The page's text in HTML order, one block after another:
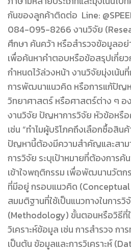
กันของลูกค้าติดต่อ Line:
084-095-8266 งานวิจัย
ศึกษา ค้นคว้า หรือสำรวจข้อมูลอย่
เพื่อค้นหาคำตอบหรือข้อสรุปเกี่ย
กำหนดไว้ล่วงหน้า งานวิจัยมุ่งเน้น
การพัฒนาแนวคิด หรือการแก้ปัญ
วิทยาศาสตร์ หรือศาสตร์ต่าง ๆ
งานวิจัย ปัญหาการวิจัย หัวข้อหรื
เช่น “ทำไมผู้บริโภคถึงเลือกซื้อสิน
ปัญหานี้ต้องมีความสำคัญและสาม
การวิจัย ระบุเป้าหมายที่ต้องการค้
เข้าใจพฤติกรรม เพื่อพัฒนานวัตก
ที่มีอยู่ กรอบแนวคิด
สมมติฐานที่ใช้เป็นแนวทางในการวิ
(Methodology) ขั้นตอนหรือวิธีที่ใ
วิเคราะห์ข้อมูล เช่น การสำรวจ ก
เป็นต้น ข้อมูลและการวิเคราะห์